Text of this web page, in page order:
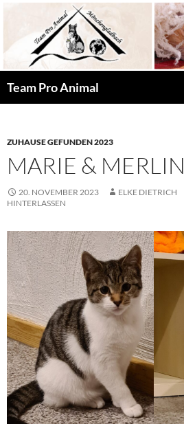
springen
Team Pro Animal
ZUHAUSE GEFUNDEN 2023
MARIE & MERLIN
20. NOVEMBER 2023 ELKE DIETRICH
HINTERLASSEN